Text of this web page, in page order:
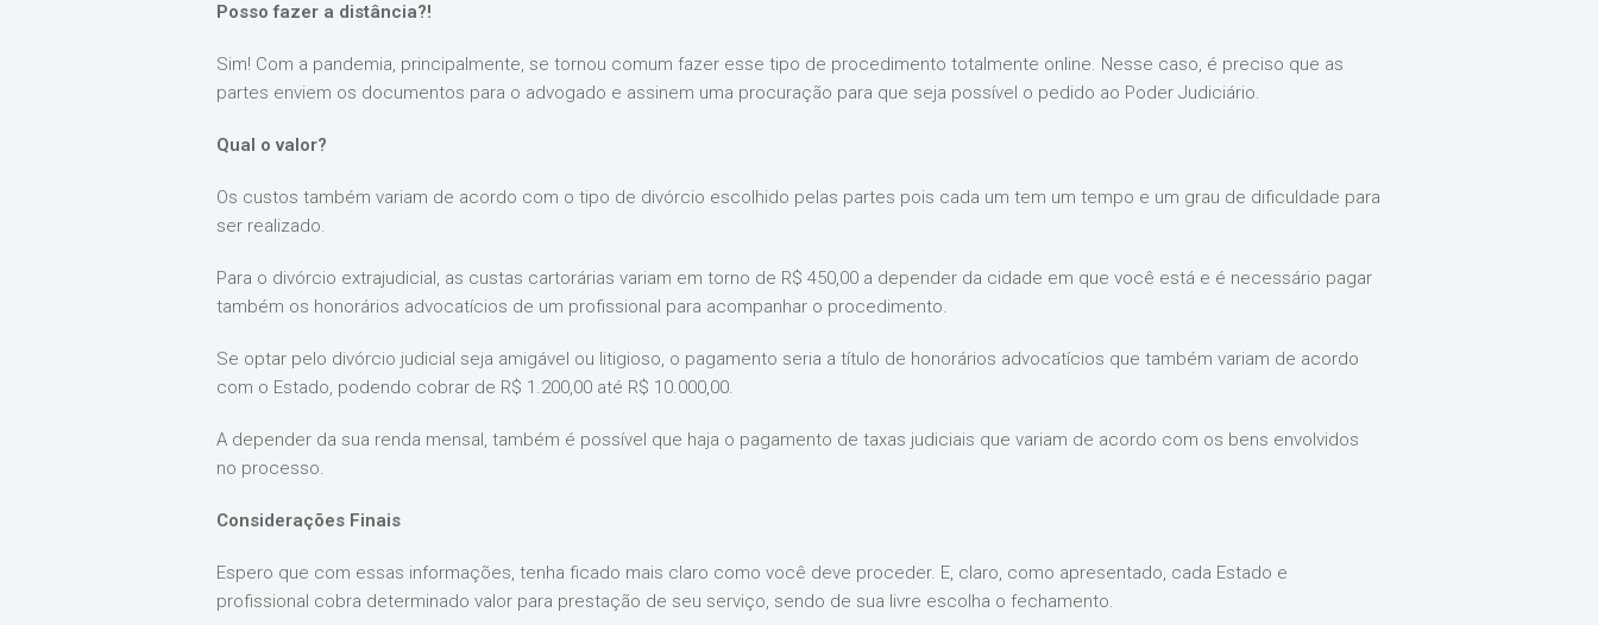
Posso fazer a distância?!
Sim! Com a pandemia, principalmente, se tornou comum fazer esse tipo de procedimento totalmente online. Nesse caso, é preciso que as
partes enviem os documentos para o advogado e assinem uma procuração para que seja possível o pedido ao Poder Judiciário.
Qual o valor?
Os custos também variam de acordo com o tipo de divórcio escolhido pelas partes pois cada um tem um tempo e um grau de dificuldade para
ser realizado.
Para o divórcio extrajudicial, as custas cartorárias variam em torno de R$ 450,00 a depender da cidade em que você está e é necessário pagar
também os honorários advocatícios de um profissional para acompanhar o procedimento.
Se optar pelo divórcio judicial seja amigável ou litigioso, o pagamento seria a título de honorários advocatícios que também variam de acordo
com o Estado, podendo cobrar de R$ 1.200,00 até R$ 10.000,00.
A depender da sua renda mensal, também é possível que haja o pagamento de taxas judiciais que variam de acordo com os bens envolvidos
no processo.
Considerações Finais
Espero que com essas informações, tenha ficado mais claro como você deve proceder. E, claro, como apresentado, cada Estado e
profissional cobra determinado valor para prestação de seu serviço, sendo de sua livre escolha o fechamento.